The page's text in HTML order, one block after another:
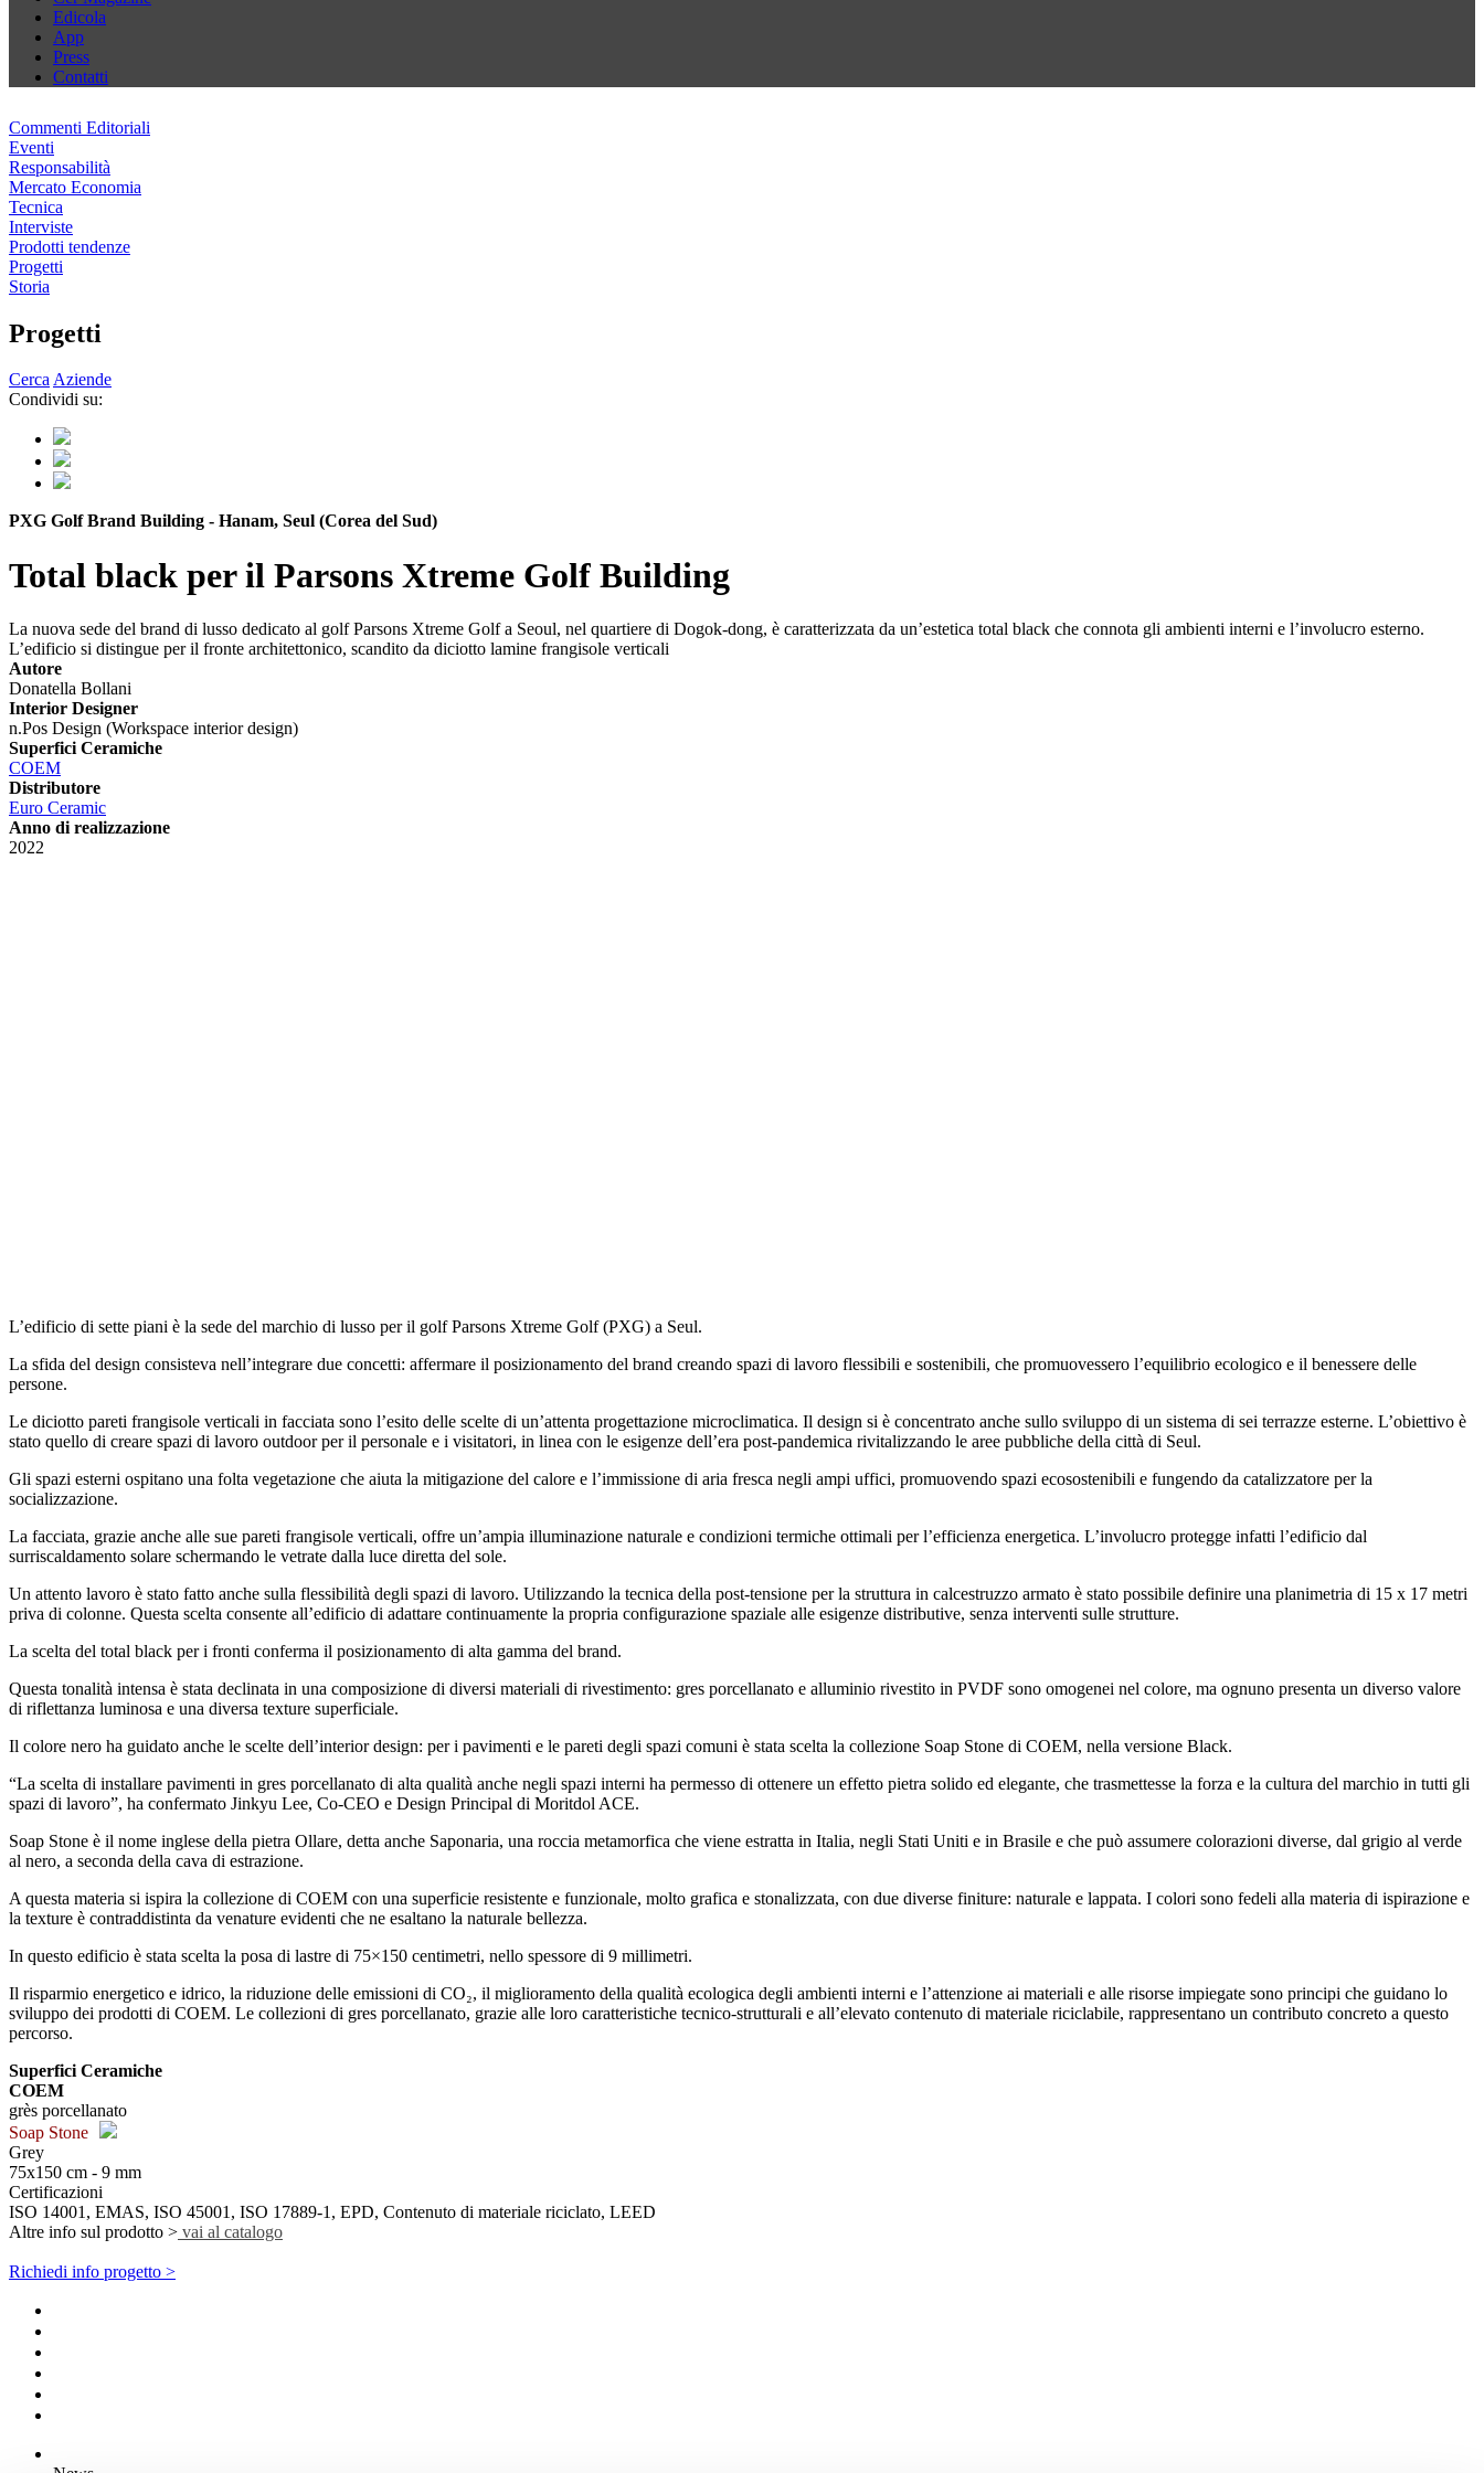
Edicola
App
Press
Contatti
Commenti Editoriali
Eventi
Responsabilità
Mercato Economia
Tecnica
Interviste
Prodotti tendenze
Progetti
Storia
Progetti
CercaAziende
Condividi su:
PXG Golf Brand Building - Hanam, Seul (Corea del Sud)
Total black per il Parsons Xtreme Golf Building
La nuova sede del brand di lusso dedicato al golf Parsons Xtreme Golf a Seoul, nel quartiere di Dogok-dong, è caratterizzata da un’estetica total black che connota gli ambienti interni e l’involucro esterno.
L’edificio si distingue per il fronte architettonico, scandito da diciotto lamine frangisole verticali
Autore
Donatella Bollani
Interior Designer
n.Pos Design (Workspace interior design)
Superfici Ceramiche
COEM
Distributore
Euro Ceramic
Anno di realizzazione
2022
L’edificio di sette piani è la sede del marchio di lusso per il golf Parsons Xtreme Golf (PXG) a Seul.
La sfida del design consisteva nell’integrare due concetti: affermare il posizionamento del brand creando spazi di lavoro flessibili e sostenibili, che promuovessero l’equilibrio ecologico e il benessere delle
persone.
Le diciotto pareti frangisole verticali in facciata sono l’esito delle scelte di un’attenta progettazione microclimatica. Il design si è concentrato anche sullo sviluppo di un sistema di sei terrazze esterne. L’obiettivo è
stato quello di creare spazi di lavoro outdoor per il personale e i visitatori, in linea con le esigenze dell’era post-pandemica rivitalizzando le aree pubbliche della città di Seul.
Gli spazi esterni ospitano una folta vegetazione che aiuta la mitigazione del calore e l’immissione di aria fresca negli ampi uffici, promuovendo spazi ecosostenibili e fungendo da catalizzatore per la
socializzazione.
La facciata, grazie anche alle sue pareti frangisole verticali, offre un’ampia illuminazione naturale e condizioni termiche ottimali per l’efficienza energetica. L’involucro protegge infatti l’edificio dal
surriscaldamento solare schermando le vetrate dalla luce diretta del sole.
Un attento lavoro è stato fatto anche sulla flessibilità degli spazi di lavoro. Utilizzando la tecnica della post-tensione per la struttura in calcestruzzo armato è stato possibile definire una planimetria di 15 x 17 metri
priva di colonne. Questa scelta consente all’edificio di adattare continuamente la propria configurazione spaziale alle esigenze distributive, senza interventi sulle strutture.
La scelta del total black per i fronti conferma il posizionamento di alta gamma del brand.
Questa tonalità intensa è stata declinata in una composizione di diversi materiali di rivestimento: gres porcellanato e alluminio rivestito in PVDF sono omogenei nel colore, ma ognuno presenta un diverso valore
di riflettanza luminosa e una diversa texture superficiale.
Il colore nero ha guidato anche le scelte dell’interior design: per i pavimenti e le pareti degli spazi comuni è stata scelta la collezione Soap Stone di COEM, nella versione Black.
“La scelta di installare pavimenti in gres porcellanato di alta qualità anche negli spazi interni ha permesso di ottenere un effetto pietra solido ed elegante, che trasmettesse la forza e la cultura del marchio in tutti gli
spazi di lavoro”, ha confermato Jinkyu Lee, Co-CEO e Design Principal di Moritdol ACE.
Soap Stone è il nome inglese della pietra Ollare, detta anche Saponaria, una roccia metamorfica che viene estratta in Italia, negli Stati Uniti e in Brasile e che può assumere colorazioni diverse, dal grigio al verde
al nero, a seconda della cava di estrazione.
A questa materia si ispira la collezione di COEM con una superficie resistente e funzionale, molto grafica e stonalizzata, con due diverse finiture: naturale e lappata. I colori sono fedeli alla materia di ispirazione e
la texture è contraddistinta da venature evidenti che ne esaltano la naturale bellezza.
In questo edificio è stata scelta la posa di lastre di 75×150 centimetri, nello spessore di 9 millimetri.
Il risparmio energetico e idrico, la riduzione delle emissioni di CO₂, il miglioramento della qualità ecologica degli ambienti interni e l’attenzione ai materiali e alle risorse impiegate sono principi che guidano lo
sviluppo dei prodotti di COEM. Le collezioni di gres porcellanato, grazie alle loro caratteristiche tecnico-strutturali e all’elevato contenuto di materiale riciclabile, rappresentano un contributo concreto a questo
percorso.
Superfici Ceramiche
COEM
grès porcellanato
Soap Stone
Grey
75x150 cm - 9 mm
Certificazioni
ISO 14001, EMAS, ISO 45001, ISO 17889-1, EPD, Contenuto di materiale riciclato, LEED
Altre info sul prodotto > vai al catalogo
Richiedi info progetto >